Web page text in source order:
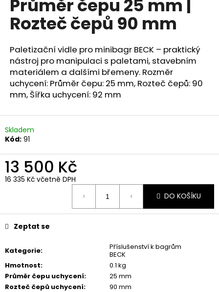
Průměr čepu 25 mm |
Rozteč čepů 90 mm
Paletizační vidle pro minibagr BECK – praktický
nástroj pro manipulaci s paletami, stavebním
materiálem a dalšími břemeny. Rozměr
uchycení: Průměr čepu: 25 mm, Rozteč čepů: 90
mm, Šířka uchycení: 92 mm
Skladem
Kód: 91
13 500 Kč
16 335 Kč včetně DPH
DO KOŠÍKU
Kategorie:
Příslušenství k bagrům
BECK
Hmotnost:
0.1 kg
Průměr čepu uchycení:
25 mm
Rozteč čepů uchycení:
90 mm
Zeptat se
a
j
t
?
HLEDAT
D
o
p
u
č
u
e
m
e